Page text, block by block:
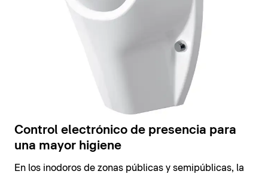
Control electrónico de presencia para
una mayor higiene
En los inodoros de zonas públicas y semipúblicas, la